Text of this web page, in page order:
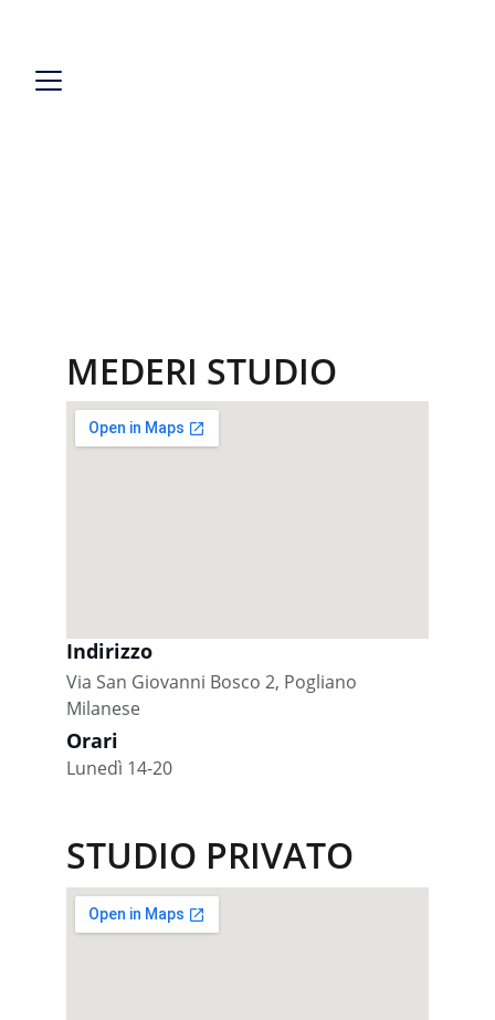
Indirizzo
Via San Giovanni Bosco 2, Pogliano
Milanese
Orari
Lunedì 14-20
MEDERI STUDIO
STUDIO PRIVATO